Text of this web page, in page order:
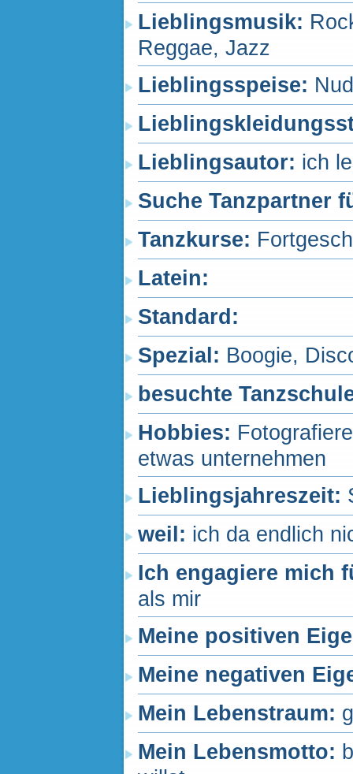
Lieblingsmusik:
Reggae, Jazz
Lieblingsspeise:
Lieblingsautor: ich
Suche Tanzpartner
Tanzkurse:
Latein:
Standard :
Spezial : Boogie,
besuchte
Hobbies:
etwas unternehmen
Lieblingsjahreszeit:
weil: ich da endlich
Ich engagiere mich
als mir
Meine positiven
Meine negativen
Mein Lebenstraum:
Mein Lebensmotto: